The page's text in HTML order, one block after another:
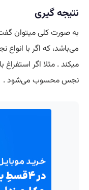
نتیجه گیری
به صورت کلی میتوان گفت
می‌باشد، که اگر با
میکند . مثلا اگر
نجسمحسوب می‌شود .